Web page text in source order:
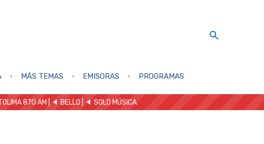
MÁS TEMAS EMISORAS PROGRAMAS
870 AM | 🔈 BELLO 🔈 SOLO MÚSICA